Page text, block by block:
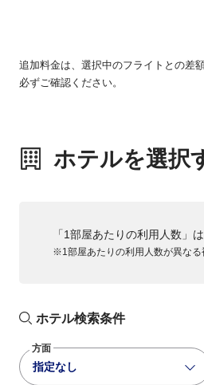
追加料金は、選択中のフライトとの差
必ずご確認ください。
ホテルを選択
「1部屋あたりの利用人数」
※1部屋あたりの利用人数が異なる
ホテル検索条件
方面
指定なし